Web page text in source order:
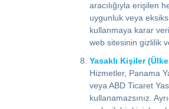
aracılığıyla erişilen
uygunluk veya
kullanmaya karar
web sitesinin gizlilik
Yasaklı Kişiler
Hizmetler, Panama
veya ABD Ticaret
kullanamazsınız.